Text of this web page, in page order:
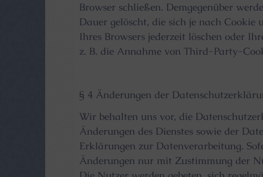
Browser schließen. Demgegenüber
Dauer gelöscht, die sich je nach Cookie
Ihres Browsers jederzeit löschen oder
z. B. die Annahme von Third-Party-
§ 4 Änderungen der
Wir behalten uns vor, die
Änderungen des Dienstes sowie der
Erklärungen zur Datenverarbeitung.
Änderungen nur mit Zustimmung der